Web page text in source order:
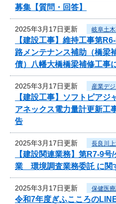
募集【質問・回答】
2025年3月17日更新 岐阜土
【建設工事】維持工事第
路メンテナンス補助（橋梁
債）八幡大橋橋梁補修工事
2025年3月17日更新 産業デ
【建設工事】ソフトピア
アネックス電力量計更新工
告
2025年3月17日更新 長良川
【建設関連業務】第R7-9
業 環境調査業務委託 に関
2025年3月17日更新 保健医
令和7年度ぎふこころの